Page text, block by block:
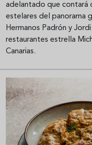
adelantado que contará
estelares del panorama
Hermanos Padrón y
restaurantes estrella
Canarias.